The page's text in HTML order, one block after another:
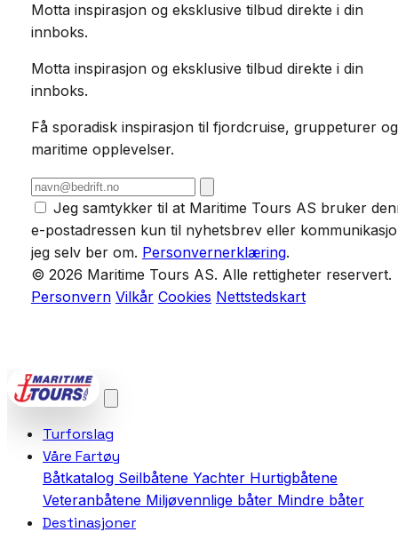
Motta inspirasjon og eksklusive tilbud direkte i din
innboks.
Motta inspirasjon og eksklusive tilbud direkte i din
innboks.
Få sporadisk inspirasjon til fjordcruise, gruppeturer og
maritime opplevelser.
Jeg samtykker til at Maritime Tours AS bruker
e-postadressen kun til nyhetsbrev eller
jeg selv ber om. Personvernerklæring.
© 2026 Maritime Tours AS. Alle rettigheter reservert.
Personvern Vilkår Cookies Nettstedskart
Turforslag
Våre Fartøy
Båtkatalog Seilbåtene Yachter Hurtigbåtene
Veteranbåtene Miljøvennlige båter Mindre båter
Destinasjoner